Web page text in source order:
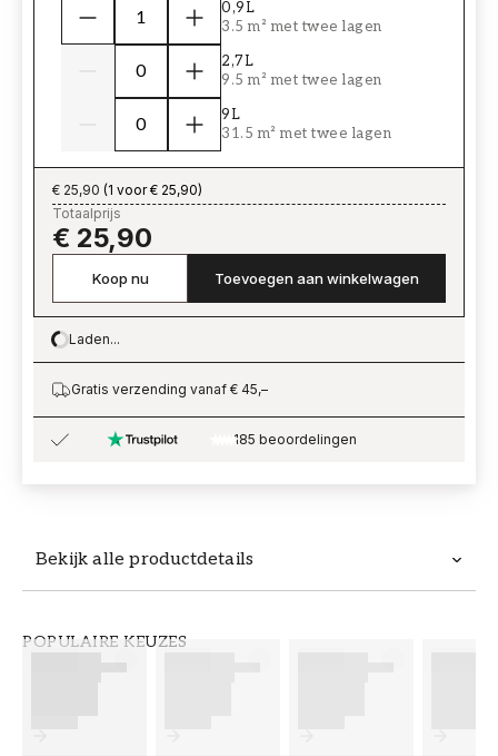
Bekijk alle productdetails
POPULAIRE KEUZES
0,9L
3.5 m² met twee lagen
2,7L
9.5 m² met twee lagen
9L
31.5 m² met twee lagen
€ 25,90 (1 voor € 25,90)
Totaalprijs
€ 25,90
Koop nu Toevoegen aan winkelwagen
Loading…
Laden...
Gratis verzending vanaf € 45,–
185 beoordelingen